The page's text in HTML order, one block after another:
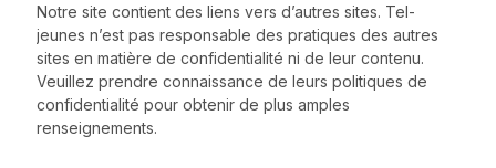
Notre site contient des liens vers d’autres sites. Tel-
jeunes n’est pas responsable des pratiques des autres
sites en matière de confidentialité ni de leur contenu.
Veuillez prendre connaissance de leurs politiques de
confidentialité pour obtenir de plus amples
renseignements.